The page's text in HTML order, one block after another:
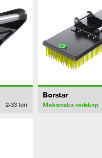
2-33 ton
Borstar
Mekaniska redskap